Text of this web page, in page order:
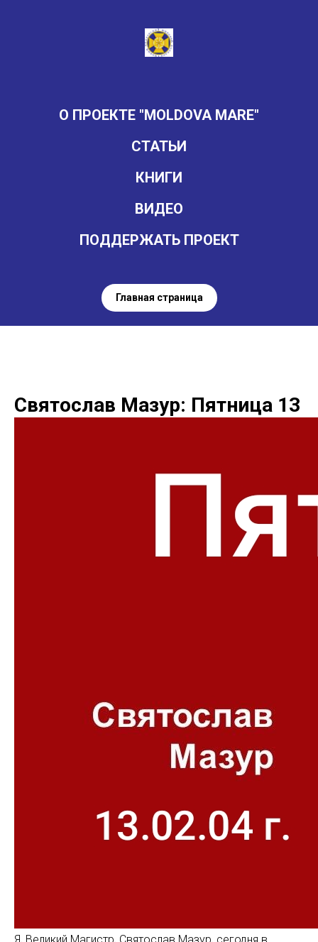
О ПРОЕКТЕ "MOLDOVA MARE"
СТАТЬИ
КНИГИ
ВИДЕО
ПОДДЕРЖАТЬ ПРОЕКТ
Главная страница
Святослав Мазур: Пятница 13